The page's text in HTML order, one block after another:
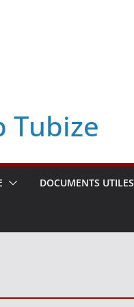
Tubize
DOCUMENTS UTILES